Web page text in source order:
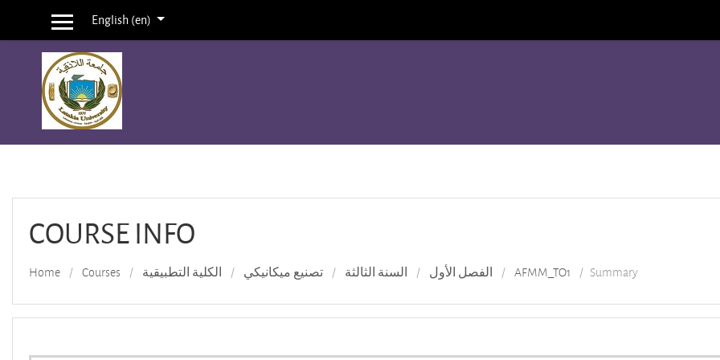
Skip to main content
Side panelEnglish ‎(en)‎
COURSE INFO
Home Courses الكلية التطبيقية تصنيع ميكانيكي السنة الثالثة الفصل الأول AFMM_TO1 Summary